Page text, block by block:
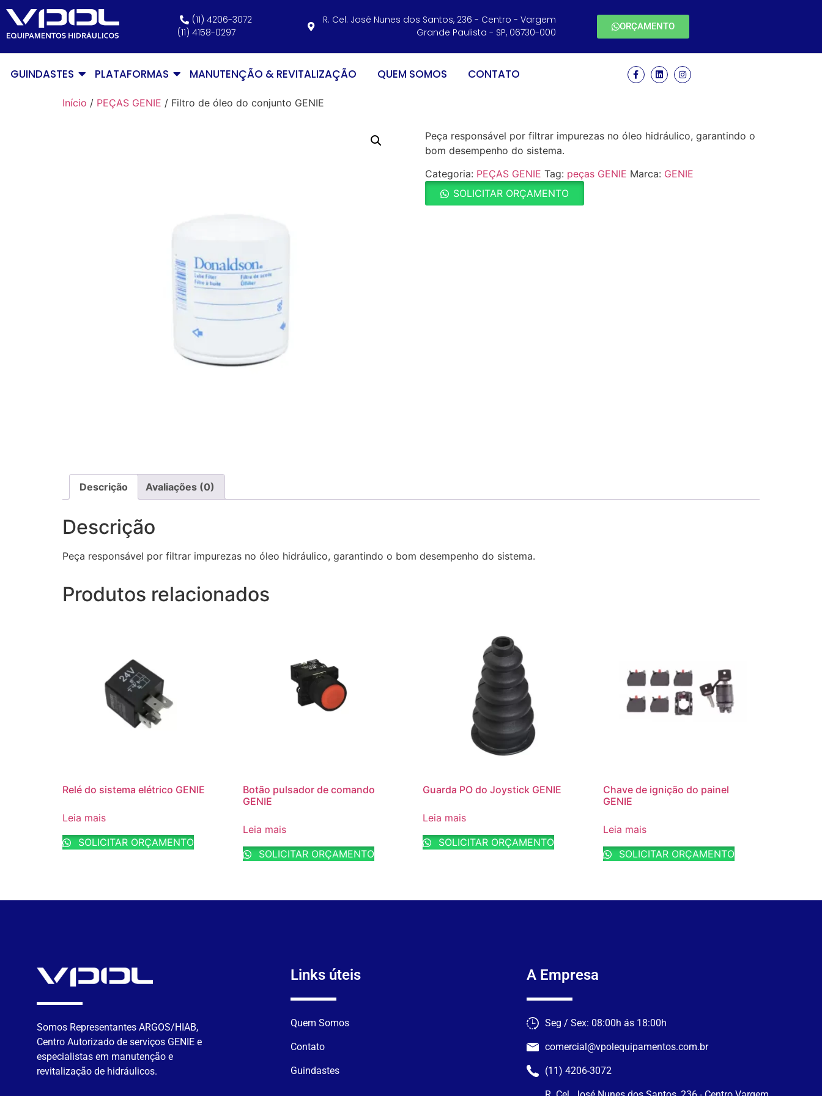
(11) 4206-3072
(11) 4158-0297
R. Cel. José Nunes dos Santos, 236 - Centro - Vargem
Grande Paulista - SP, 06730-000
ORÇAMENTO
GUINDASTES PLATAFORMAS MANUTENÇÃO & REVITALIZAÇÃO QUEM SOMOS CONTATO
Início / PEÇAS GENIE / Filtro de óleo do conjunto GENIE
Peça responsável por filtrar impurezas no óleo hidráulico, garantindo o
bom desempenho do sistema.
Categoria: PEÇAS GENIE Tag: peças GENIE Marca: GENIE
SOLICITAR ORÇAMENTO
Descrição Avaliações (0)
Descrição
Peça responsável por filtrar impurezas no óleo hidráulico, garantindo o bom desempenho do sistema.
Produtos relacionados
Relé do sistema elétrico GENIE
Leia mais
SOLICITAR ORÇAMENTO
Botão pulsador de comando
GENIE
Leia mais
SOLICITAR ORÇAMENTO
Guarda PO do Joystick GENIE
Leia mais
SOLICITAR ORÇAMENTO
Chave de ignição do painel
GENIE
Leia mais
SOLICITAR ORÇAMENTO
Somos Representantes ARGOS/HIAB,
Centro Autorizado de serviços GENIE e
especialistas em manutenção e
revitalização de hidráulicos.
Links úteis
Quem Somos
Contato
Guindastes
A Empresa
Seg / Sex: 08:00h ás 18:00h
comercial@vpolequipamentos.com.br
(11) 4206-3072